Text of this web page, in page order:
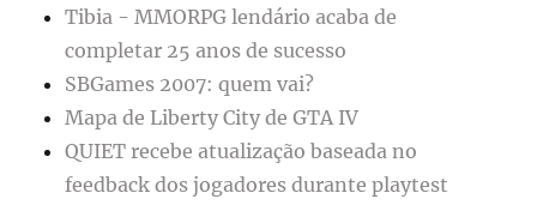
Tibia - MMORPG lendário acaba de
completar 25 anos de sucesso
SBGames 2007: quem vai?
Mapa de Liberty City de GTA IV
QUIET recebe atualização baseada no
feedback dos jogadores durante playtest